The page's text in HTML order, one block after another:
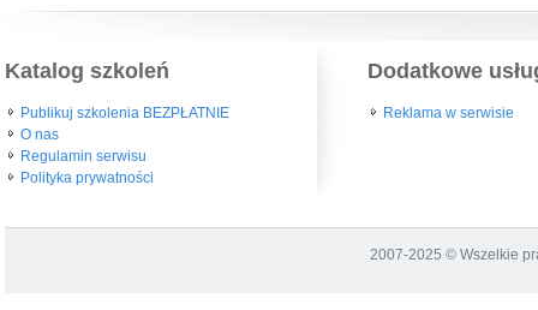
Katalog szkoleń
Publikuj szkolenia BEZPŁATNIE
O nas
Regulamin serwisu
Polityka prywatności
Dodatkowe
Reklama w serwisie
2007-2025 © Wszelkie